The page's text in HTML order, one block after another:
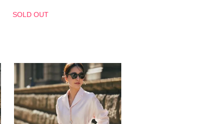
SOLD OUT